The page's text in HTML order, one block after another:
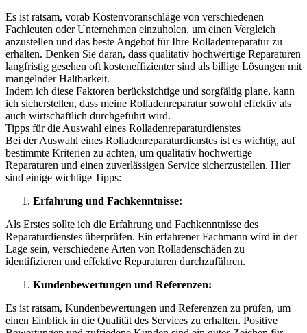
Es ist ratsam, vorab Kostenvoranschläge von verschiedenen
Fachleuten oder Unternehmen einzuholen, um einen Vergleich
anzustellen und das beste Angebot für Ihre Rolladenreparatur zu
erhalten. Denken Sie daran, dass qualitativ hochwertige Reparaturen
langfristig gesehen oft kosteneffizienter sind als billige Lösungen mit
mangelnder Haltbarkeit.
Indem ich diese Faktoren berücksichtige und sorgfältig plane, kann
ich sicherstellen, dass meine Rolladenreparatur sowohl effektiv als
auch wirtschaftlich durchgeführt wird.
Tipps für die Auswahl eines Rolladenreparaturdienstes
Bei der Auswahl eines Rolladenreparaturdienstes ist es wichtig, auf
bestimmte Kriterien zu achten, um qualitativ hochwertige
Reparaturen und einen zuverlässigen Service sicherzustellen. Hier
sind einige wichtige Tipps:
Erfahrung und Fachkenntnisse:
Als Erstes sollte ich die Erfahrung und Fachkenntnisse des
Reparaturdienstes überprüfen. Ein erfahrener Fachmann wird in der
Lage sein, verschiedene Arten von Rolladenschäden zu
identifizieren und effektive Reparaturen durchzuführen.
Kundenbewertungen und Referenzen:
Es ist ratsam, Kundenbewertungen und Referenzen zu prüfen, um
einen Einblick in die Qualität des Services zu erhalten. Positive